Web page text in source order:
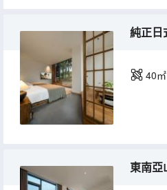
純正日
40㎡
東南亞